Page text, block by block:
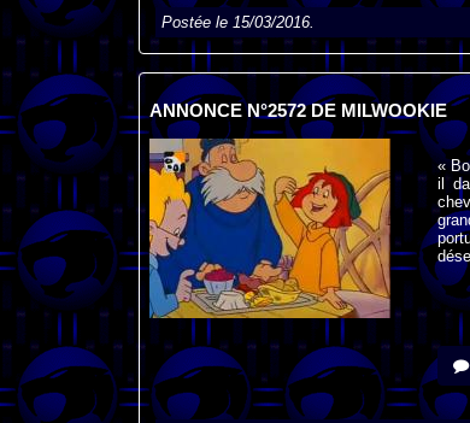
Postée le 15/03/2016.
ANNONCE N°2572 DE MILWOOKIE
«
il